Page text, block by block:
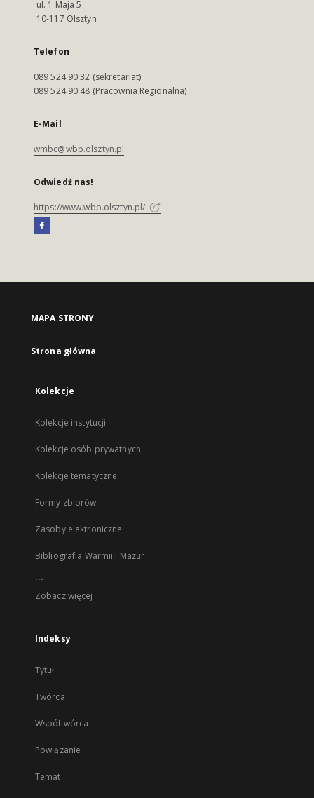
ul. 1 Maja 5
10-117 Olsztyn
Telefon
089 524 90 32 (sekretariat)
089 524 90 48 (Pracownia Regionalna)
E-Mail
wmbc@wbp.olsztyn.pl
Odwiedź nas!
https://www.wbp.olsztyn.pl/
MAPA STRONY
Strona główna
Kolekcje
Kolekcje instytucji
Kolekcje osób prywatnych
Kolekcje tematyczne
Formy zbiorów
Zasoby elektroniczne
Bibliografia Warmii i Mazur
...
Zobacz więcej
Indeksy
Tytuł
Twórca
Współtwórca
Powiązanie
Temat